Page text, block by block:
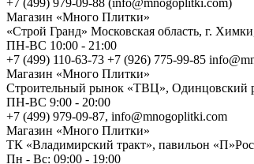
Магазин «Много Плитки»
«Строй Гранд» Московская область, г.
ПН-ВС 10:00 - 21:00
+7 (499) 110-63-73 +7 (926) 775-99-85
Магазин «Много Плитки»
Cтроительный рынок «ТВЦ», Одинцовский
ПН-ВС 9:00 - 20:00
+7 (499) 979-09-87, info@mnogoplitki.com
Магазин «Много Плитки»
ТК «Владимирский тракт», павильон
Пн - Вс: 09:00 - 19:00